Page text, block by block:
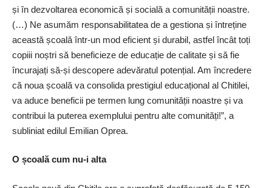
și în dezvoltarea economică și socială a comunității noastre.
(…) Ne asumăm responsabilitatea de a gestiona și întreține
această școală într-un mod eficient și durabil, astfel încât toți
copiii noștri să beneficieze de educație de calitate și să fie
încurajați să-și descopere adevăratul potențial. Am încredere
că noua școală va consolida pres­tigiul educațional al Chitilei,
va aduce beneficii pe termen lung comunității noastre și va
contribui la puterea exemplului pentru alte comunități!”, a
subliniat edilul Emilian Oprea.
O școală cum nu-i alta